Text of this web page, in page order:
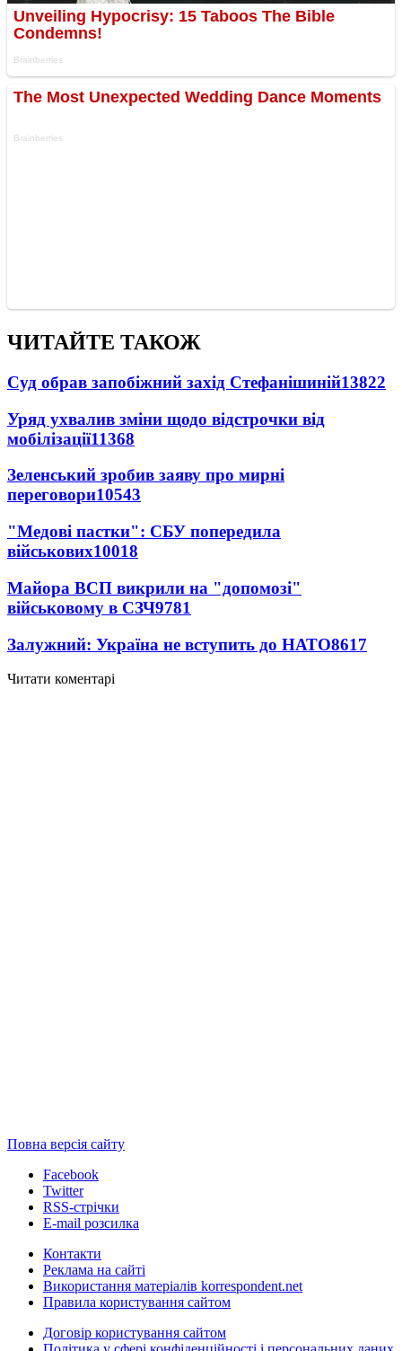
ЧИТАЙТЕ ТАКОЖ
Суд обрав запобіжний захід Стефанішиній13822
Уряд ухвалив зміни щодо відстрочки від
мобілізації11368
Зеленський зробив заяву про мирні
переговори10543
"Медові пастки": СБУ попередила
військових10018
Майора ВСП викрили на "допомозі"
військовому в СЗЧ9781
Залужний: Україна не вступить до НАТО8617
Читати коментарі
Повна версія сайту
Facebook
Twitter
RSS-стрічки
E-mail розсилка
Контакти
Реклама на сайті
Використання матеріалів korrespondent.net
Правила користування сайтом
Договір користування сайтом